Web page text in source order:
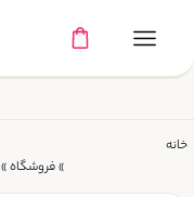
خانه
»فروشگاه»